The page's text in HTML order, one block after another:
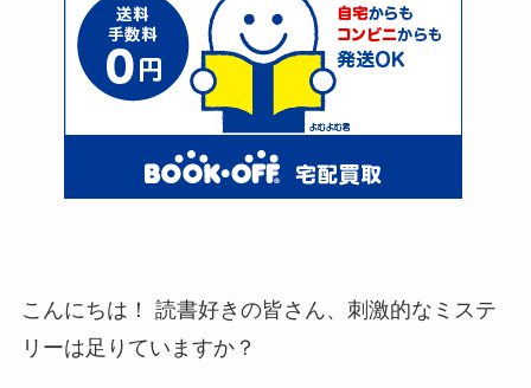
こんにちは！ 読書好きの皆さん、刺激的なミステ
リーは足りていますか？